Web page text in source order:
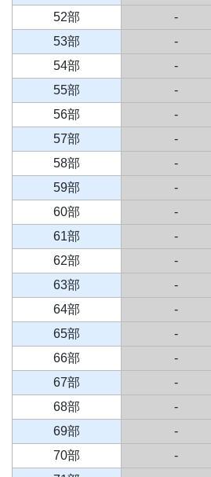
52部
-
53部
-
54部
-
55部
-
56部
-
57部
-
58部
-
59部
-
60部
-
61部
-
62部
-
63部
-
64部
-
65部
-
66部
-
67部
-
68部
-
69部
-
70部
-